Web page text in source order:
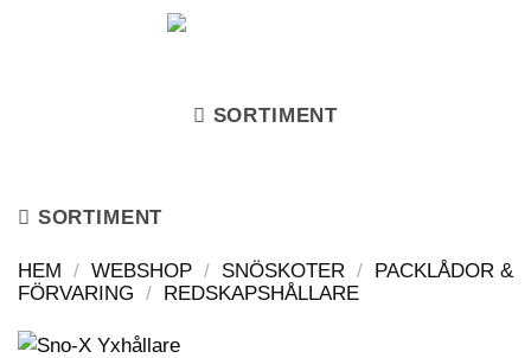
SORTIMENT
SORTIMENT
HEM / WEBSHOP / SNÖSKOTER / PACKLÅDOR &
FÖRVARING / REDSKAPSHÅLLARE